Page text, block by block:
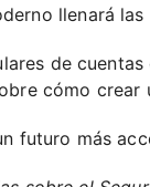
llenará
de
cómo crear
futuro más